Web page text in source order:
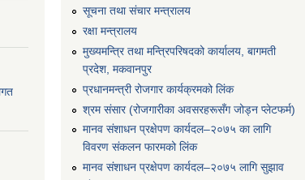
सूचना तथा संचार मन्त्रालय
रक्षा मन्त्रालय
मुख्यमन्त्रि तथा मन्त्रिपरिषदको कार्यालय, बागमती
प्रदेश, मकवानपुर
प्रधानमन्त्री रोजगार कार्यक्रमको लिंक
श्रम संसार (रोजगारीका अवसरहरूसँग जोड्न प्लेटफर्म)
मानव संशाधन प्रक्षेपण कार्यदल–२०७५ का लागि
विवरण संकलन फारमको लिंक
मानव संशाधन प्रक्षेपण कार्यदल–२०७५ लागि सुझाव